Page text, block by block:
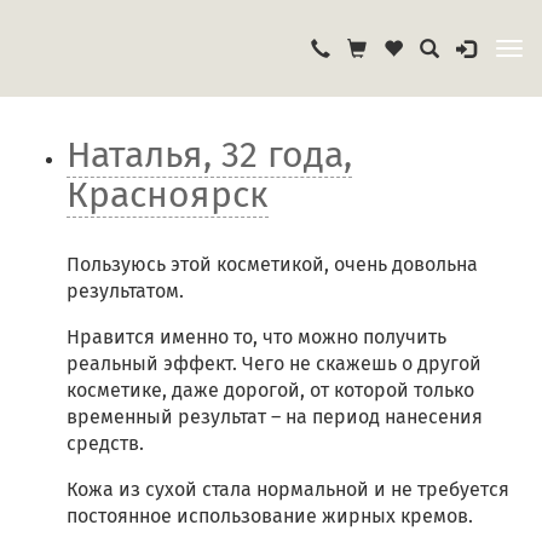
Наталья, 32 года,
Красноярск
Пользуюсь этой косметикой, очень довольна
результатом.
Нравится именно то, что можно получить
реальный эффект. Чего не скажешь о другой
косметике, даже дорогой, от которой только
временный результат – на период нанесения
средств.
Кожа из сухой стала нормальной и не требуется
постоянное использование жирных кремов.